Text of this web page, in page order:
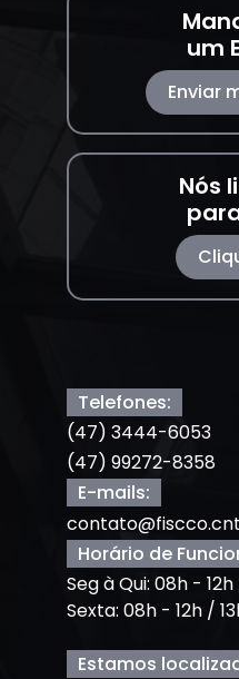
um
Enviar
Nós
Telefones:
(47) 3444-6053
(47) 99272-8358
E-mails:
Horário de
Seg à Qui: 08h -
Sexta: 08h - 12h /
Estamos